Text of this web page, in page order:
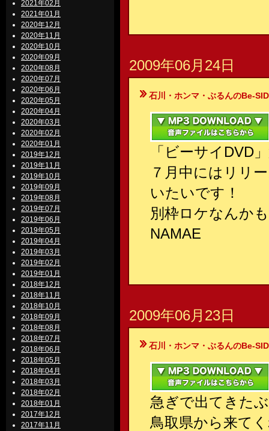
2021年02月
2021年01月
2020年12月
2020年11月
2020年10月
2020年09月
2020年08月
2020年07月
2020年06月
2020年05月
2020年04月
2020年03月
2020年02月
2020年01月
2019年12月
2019年11月
2019年10月
2019年09月
2019年08月
2019年07月
2019年06月
2019年05月
2019年04月
2019年03月
2019年02月
2019年01月
2018年12月
2018年11月
2018年10月
2018年09月
2018年08月
2018年07月
2018年06月
2018年05月
2018年04月
2018年03月
2018年02月
2018年01月
2017年12月
2017年11月
2009年06月24日
石川・ホンマ・ぶるんのBe-
「ビーサイDVD
７月中にはリリ
いたいです！
別枠ロケなんか
NAMAE
2009年06月23日
石川・ホンマ・ぶるんのBe-
急ぎで出てきた
鳥取県から来て